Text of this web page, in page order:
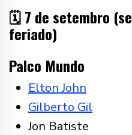
🗓️ 7 de setembro
feriado)
Palco Mundo
Elton John
Gilberto Gil
Jon Batiste